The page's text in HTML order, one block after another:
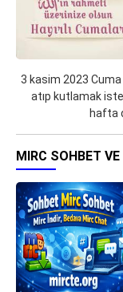
3 kasim 2023
atıp kutlamak
hafta
MIRC SOHBET